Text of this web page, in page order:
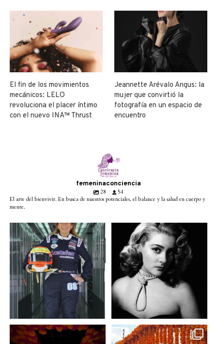
El fin de los movimientos
mecánicos: LELO
revoluciona el placer íntimo
con el nuevo INA™ Thrust
Jeannette Arévalo Angus: la
mujer que convirtió la
fotografía en un espacio de
encuentro
femeninaconciencia
28
54
El arte del bienvivir. En busca de nuestros potenciales, el balance y la salud en cuerpo y
mente.
Conoce a @betty_racing08
la piloto mexicana que ...
3 0
Descanse en paz la gran
diva del cine mexicano
2 0
A partir de hoy miercoles
No te pierdas la exhibición